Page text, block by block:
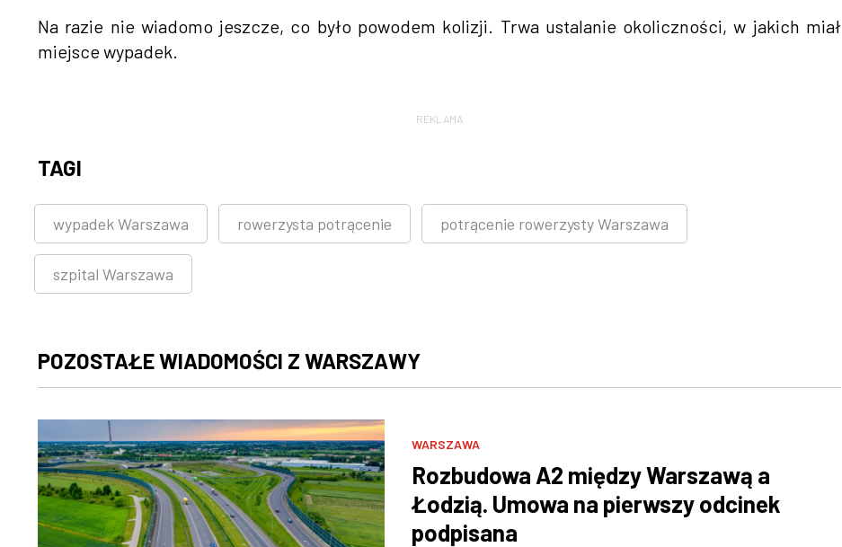
Na razie nie wiadomo jeszcze, co było powodem kolizji. Trwa ustalanie okoliczności, w jakich miał
miejsce wypadek.
REKLAMA
TAGI
wypadek Warszawa rowerzysta potrącenie potrącenie rowerzysty Warszawa
szpital Warszawa
POZOSTAŁE WIADOMOŚCI Z WARSZAWY
WARSZAWA
Rozbudowa A2 między Warszawą a
Łodzią. Umowa na pierwszy odcinek
podpisana